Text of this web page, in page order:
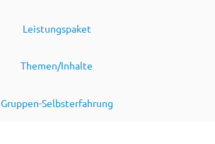
Leistungspaket
Themen/Inhalte
Gruppen-Selbsterfahrung